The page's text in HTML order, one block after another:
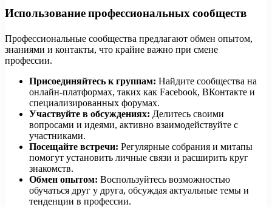
Использование профессиональных сообществ
Профессиональные сообщества предлагают обмен опытом,
знаниями и контакты, что крайне важно при смене
профессии.
Присоединяйтесь к группам: Найдите сообщества на
онлайн-платформах, таких как Facebook, ВКонтакте и
специализированных форумах.
Участвуйте в обсуждениях: Делитесь своими
вопросами и идеями, активно взаимодействуйте с
участниками.
Посещайте встречи: Регулярные собрания и митапы
помогут установить личные связи и расширить круг
знакомств.
Обмен опытом: Воспользуйтесь возможностью
обучаться друг у друга, обсуждая актуальные темы и
тенденции в профессии.